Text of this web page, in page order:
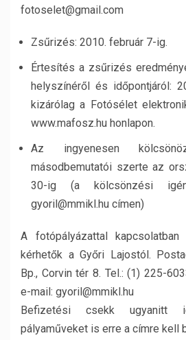
fotoselet@gmail.com
Zsűrizés: 2010. február 7-ig.
Értesítés a zsűrizés
helyszínéről és időpontjáról:
kizárólag a Fotósélet
www.mafosz.hu honlapon.
Az ingyenesen
másodbemutatói szerte az
30-ig (a kölcsönzési
gyoril@mmikl.hu címen)
A fotópályázattal kapcsolatban
kérhetők a Győri Lajostól.
Bp., Corvin tér 8. Tel.: (1) 225-
e-mail: gyoril@mmikl.hu
Befizetési csekk ugyanitt
pályaműveket is erre a címre kell